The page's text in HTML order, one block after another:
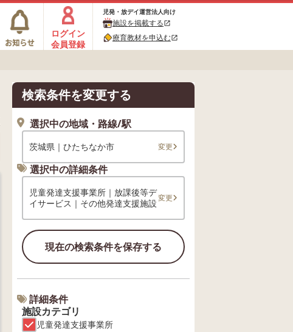
ログイン
会員登録
児発・放デイ運営法人向け
施設を掲載するopen_in_new
療育教材を申込むopen_in_new
検索条件を変更する
選択中の地域・路線/駅
茨城県｜ひたちなか市 変更
選択中の詳細条件
児童発達支援事業所｜放課後等デ
イサービス｜その他発達支援施設変更
現在の検索条件を保存する
詳細条件
施設カテゴリ
児童発達支援事業所